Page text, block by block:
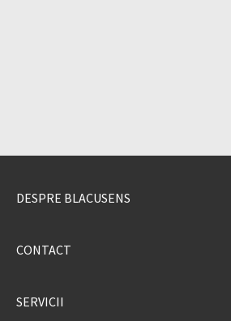
DESPRE BLACUSENS
CONTACT
SERVICII